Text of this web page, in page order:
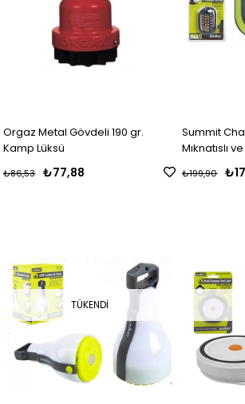
Orgaz Metal Gövdeli 190 gr.
Kamp Lüksü
₺77,88
₺86,53
Summit
Mıknatıslı
₺199,90
TÜKENDI